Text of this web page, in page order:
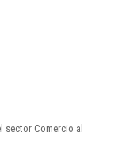
sector Comercio al